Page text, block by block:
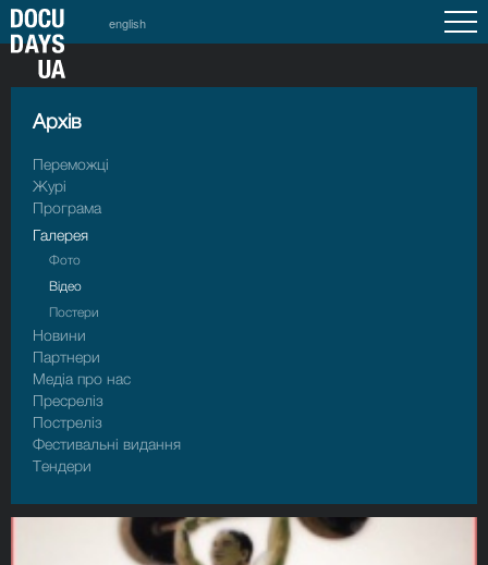
english
Архiв
Переможці
Журі
Програма
Галерея
Фото
Відео
Постери
Новини
Партнери
Медіа про нас
Пресрелiз
Пострелiз
Фестивальні видання
Тендери